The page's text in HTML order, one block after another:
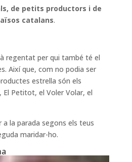
de petits productors i de
catalans.
regentat per qui també té el
Així que, com no podia ser
estrella són els
El Petitot, el Voler Volar, el
la parada segons els teus
maridar-ho.